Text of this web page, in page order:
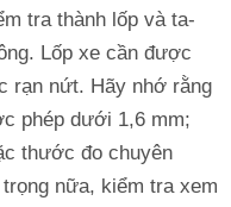
tra thành lốp và ta-
Lốp xe cần được
rạn nứt. Hãy nhớ rằng
phép dưới 1,6 mm;
thước đo chuyên
nữa, kiểm tra xem